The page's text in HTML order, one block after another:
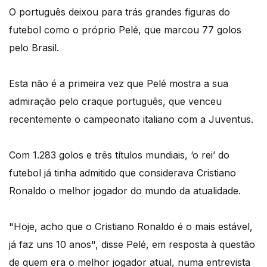
O português deixou para trás grandes figuras do
futebol como o próprio Pelé, que marcou 77 golos
pelo Brasil.
Esta não é a primeira vez que Pelé mostra a sua
admiração pelo craque português, que venceu
recentemente o campeonato italiano com a Juventus.
Com 1.283 golos e três títulos mundiais, ‘o rei’ do
futebol já tinha admitido que considerava Cristiano
Ronaldo o melhor jogador do mundo da atualidade.
"Hoje, acho que o Cristiano Ronaldo é o mais estável,
já faz uns 10 anos", disse Pelé, em resposta à questão
de quem era o melhor jogador atual, numa entrevista